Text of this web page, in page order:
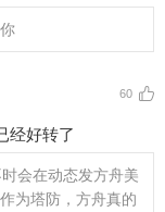
60
经好转了
会在动态发方舟美
作为塔防，方舟真的